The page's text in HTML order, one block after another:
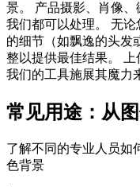
景。 产品摄影、肖像
我们都可以处理。 无
的细节（如飘逸的头发
整以提供最佳结果。 上
我们的工具施展其魔力
常见用途：从
了解不同的专业人员如
色背景